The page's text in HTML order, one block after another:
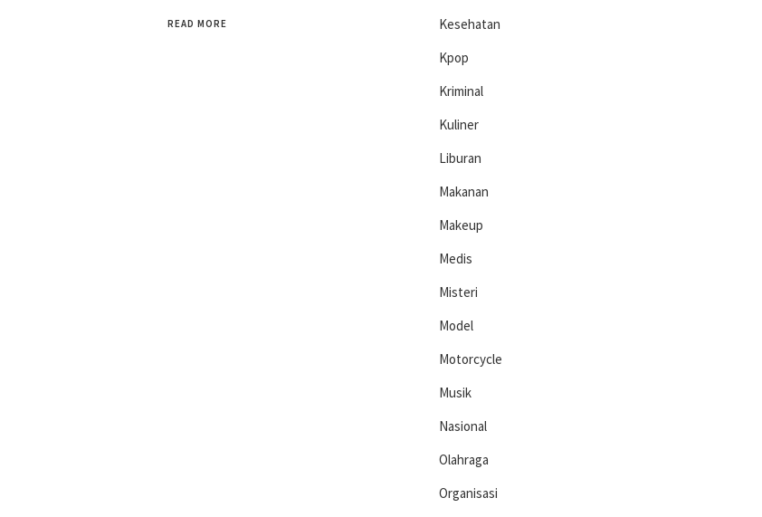
READ MORE
Kesehatan
Kpop
Kriminal
Kuliner
Liburan
Makanan
Makeup
Medis
Misteri
Model
Motorcycle
Musik
Nasional
Olahraga
Organisasi